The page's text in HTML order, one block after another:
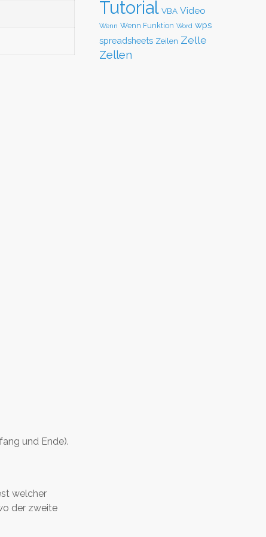
und Ende).
welcher
der zweite
Tutorial VBA Video
Wenn Wenn Funktion Word wps
spreadsheets Zeilen Zelle
Zellen